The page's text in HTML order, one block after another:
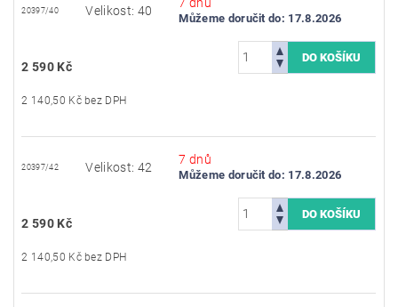
20397/40 Velikost: 40
Můžeme doručit do: 17.8.2026
2 590 Kč
2 140,50 Kč bez DPH
20397/42 Velikost: 42
7 dnů
Můžeme doručit do: 17.8.2026
2 590 Kč
2 140,50 Kč bez DPH